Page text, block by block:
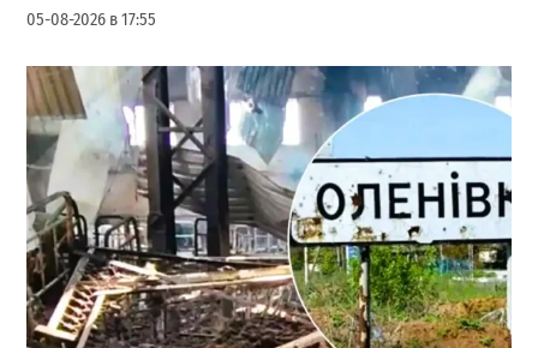
05-08-2026 в 17:55